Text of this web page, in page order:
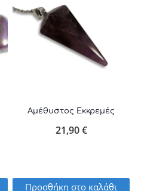
Αμέθυστος Εκκρεμές
21,90€
Προσθήκη στο καλάθι